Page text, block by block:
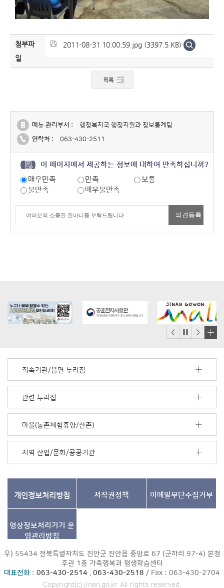
첨부파
일
2011-08-31 10.00.59.jpg (3397.5 KB)
메뉴 관리부서 :
행정복지국 행정지원과 정보통계팀
연락처 :
063-430-2511
이 페이지에서 제공하는 정보에 대하여 만족하십니까?
매우만족
만족
보통
불만족
매우불만족
더
기
직속기관/읍면 누리집
관련 누리집
마을(농촌체험휴양/산촌)
지역 산업/문화/공공기관
개인정보처리방침 저작권정책 이메일무단수집거부
영상정보처리기기운
영관리방침
우) 55434 전북특별자치도 진안군 진안읍 중앙로 67 (군하리 97-4) 본청
후관 1층 가족행복과 평생학습센터
대표전화 : 063-430-2514 , 063-430-2518 / Fax : 063-430-2704
Copyright(c) jinan.go.kr All rights reserved.